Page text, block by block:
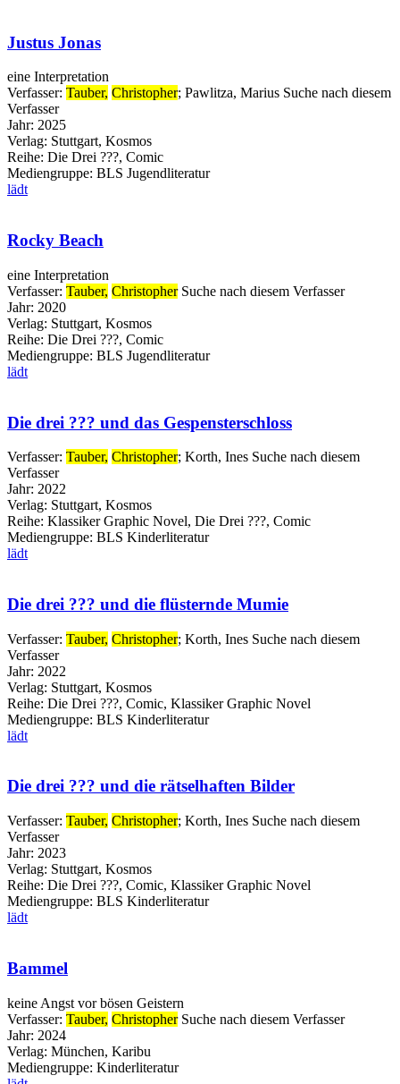
Justus Jonas
eine Interpretation
Verfasser: Tauber, Christopher; Pawlitza, Marius Suche nach diesem
Verfasser
Jahr: 2025
Verlag: Stuttgart, Kosmos
Reihe: Die Drei ???, Comic
Mediengruppe: BLS Jugendliteratur
lädt
Rocky Beach
eine Interpretation
Verfasser: Tauber, Christopher Suche nach diesem Verfasser
Jahr: 2020
Verlag: Stuttgart, Kosmos
Reihe: Die Drei ???, Comic
Mediengruppe: BLS Jugendliteratur
lädt
Die drei ??? und das Gespensterschloss
Verfasser: Tauber, Christopher; Korth, Ines Suche nach diesem
Verfasser
Jahr: 2022
Verlag: Stuttgart, Kosmos
Reihe: Klassiker Graphic Novel, Die Drei ???, Comic
Mediengruppe: BLS Kinderliteratur
lädt
Die drei ??? und die flüsternde Mumie
Verfasser: Tauber, Christopher; Korth, Ines Suche nach diesem
Verfasser
Jahr: 2022
Verlag: Stuttgart, Kosmos
Reihe: Die Drei ???, Comic, Klassiker Graphic Novel
Mediengruppe: BLS Kinderliteratur
lädt
Die drei ??? und die rätselhaften Bilder
Verfasser: Tauber, Christopher; Korth, Ines Suche nach diesem
Verfasser
Jahr: 2023
Verlag: Stuttgart, Kosmos
Reihe: Die Drei ???, Comic, Klassiker Graphic Novel
Mediengruppe: BLS Kinderliteratur
lädt
Bammel
keine Angst vor bösen Geistern
Verfasser: Tauber, Christopher Suche nach diesem Verfasser
Jahr: 2024
Verlag: München, Karibu
Mediengruppe: Kinderliteratur